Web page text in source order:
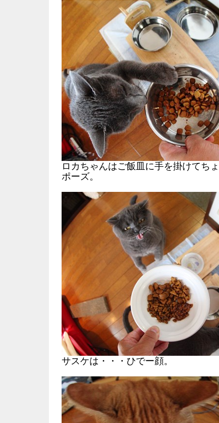
ロカちゃんはご飯皿に手を掛けてち
ポーズ。
サスケは・・・ひでー顔。